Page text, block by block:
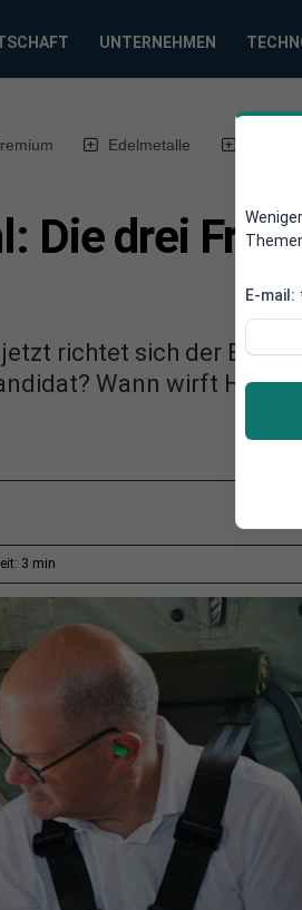
UNTERNEHMEN
Edelmetalle
Die drei
richtet sich der Blick
Wann wirft
3 min
E-mail: